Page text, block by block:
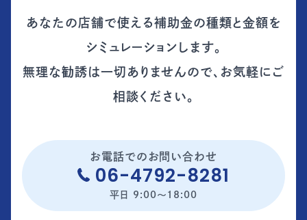
あなたの店舗で使える補助金の種類と金額を
シミュレーションします。
無理な勧誘は一切ありませんので、お気軽にご
相談ください。
お電話でのお問い合わせ
06-4792-8281
平日 9:00〜18:00